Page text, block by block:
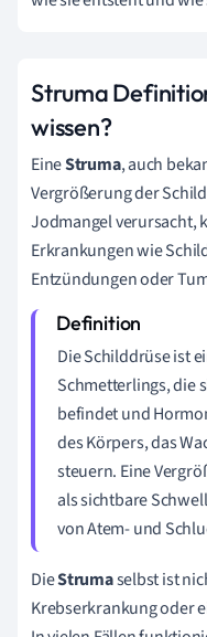
Struma
wissen?
EineStruma, auch
Vergrößerung der
Jodmangel verursacht,
Erkrankungen wie
Entzündungen oder
Die Schilddrüse ist
Schmetterlings, die
befindet und
des Körpers, das
steuern. Eine
als sichtbare
von Atem- und
DieStrumaselbst ist
Krebserkrankung oder